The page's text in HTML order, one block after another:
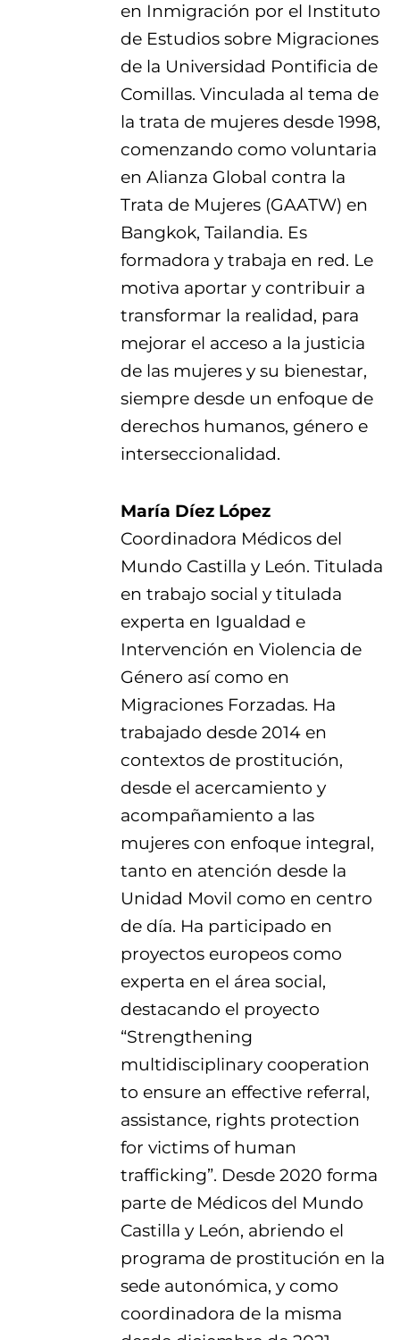
en Inmigración por el Instituto
de Estudios sobre Migraciones
de la Universidad Pontificia de
Comillas. Vinculada al tema de
la trata de mujeres desde 1998,
comenzando como voluntaria
en Alianza Global contra la
Trata de Mujeres (GAATW) en
Bangkok, Tailandia. Es
formadora y trabaja en red. Le
motiva aportar y contribuir a
transformar la realidad, para
mejorar el acceso a la justicia
de las mujeres y su bienestar,
siempre desde un enfoque de
derechos humanos, género e
interseccionalidad.
María Díez López
Coordinadora Médicos del
Mundo Castilla y León. Titulada
en trabajo social y titulada
experta en Igualdad e
Intervención en Violencia de
Género así como en
Migraciones Forzadas. Ha
trabajado desde 2014 en
contextos de prostitución,
desde el acercamiento y
acompañamiento a las
mujeres con enfoque integral,
tanto en atención desde la
Unidad Movil como en centro
de día. Ha participado en
proyectos europeos como
experta en el área social,
destacando el proyecto
“Strengthening
multidisciplinary cooperation
to ensure an effective referral,
assistance, rights protection
for victims of human
trafficking”. Desde 2020 forma
parte de Médicos del Mundo
Castilla y León, abriendo el
programa de prostitución en la
sede autonómica, y como
coordinadora de la misma